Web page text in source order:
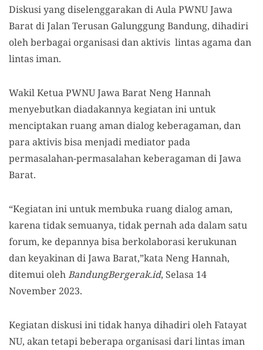
Diskusi yang diselenggarakan di Aula PWNU Jawa
Barat di Jalan Terusan Galunggung Bandung, dihadiri
oleh berbagai organisasi dan aktivis lintas agama dan
lintas iman.
Wakil Ketua PWNU Jawa Barat Neng Hannah
menyebutkan diadakannya kegiatan ini untuk
menciptakan ruang aman dialog keberagaman, dan
para aktivis bisa menjadi mediator pada
permasalahan-permasalahan keberagaman di Jawa
Barat.
“Kegiatan ini untuk membuka ruang dialog aman,
karena tidak semuanya, tidak pernah ada dalam satu
forum, ke depannya bisa berkolaborasi kerukunan
dan keyakinan di Jawa Barat,”kata Neng Hannah,
ditemui olehBandungBergerak.id, Selasa 14
November 2023.
Kegiatan diskusi ini tidak hanya dihadiri oleh Fatayat
NU, akan tetapi beberapa organisasi dari lintas iman